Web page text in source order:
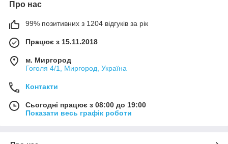
Про нас
99% позитивних з 1204 відгуків за рік
Працює з 15.11.2018
м. Миргород
Гоголя 4/1, Миргород, Україна
Контакти
Сьогодні працює з 08:00 до 19:00
Показати весь графік роботи